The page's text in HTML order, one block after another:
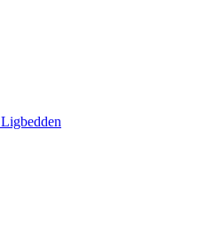
Ligbedden